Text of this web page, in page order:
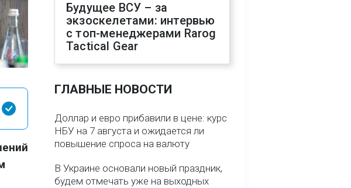
Будущее ВСУ – за
экзоскелетами: интервью
с топ-менеджерами Rarog
Tactical Gear
ГЛАВНЫЕ НОВОСТИ
Доллар и евро прибавили в цене: курс
НБУ на 7 августа и ожидается ли
повышение спроса на валюту
В Украине основали новый праздник,
будем отмечать уже на выходных